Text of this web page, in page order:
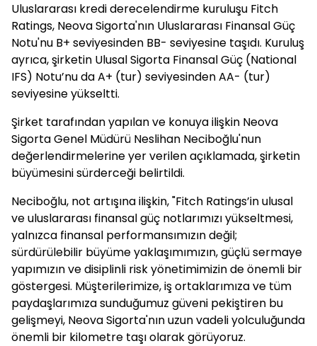
Uluslararası kredi derecelendirme kuruluşu Fitch
Ratings, Neova Sigorta'nın Uluslararası Finansal Güç
Notu'nu B+ seviyesinden BB- seviyesine taşıdı. Kuruluş
ayrıca, şirketin Ulusal Sigorta Finansal Güç (National
IFS) Notu’nu da A+ (tur) seviyesinden AA- (tur)
seviyesine yükseltti.
Şirket tarafından yapılan ve konuya ilişkin Neova
Sigorta Genel Müdürü Neslihan Neciboğlu'nun
değerlendirmelerine yer verilen açıklamada, şirketin
büyümesini sürderceği belirtildi.
Neciboğlu, not artışına ilişkin, "Fitch Ratings’in ulusal
ve uluslararası finansal güç notlarımızı yükseltmesi,
yalnızca finansal performansımızın değil;
sürdürülebilir büyüme yaklaşımımızın, güçlü sermaye
yapımızın ve disiplinli risk yönetimimizin de önemli bir
göstergesi. Müşterilerimize, iş ortaklarımıza ve tüm
paydaşlarımıza sunduğumuz güveni pekiştiren bu
gelişmeyi, Neova Sigorta'nın uzun vadeli yolculuğunda
önemli bir kilometre taşı olarak görüyoruz.